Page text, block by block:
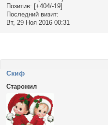
Позитив: [+404/-19]
Последний визит:
Вт, 29 Ноя 2016 00:31
Cкиф
Старожил